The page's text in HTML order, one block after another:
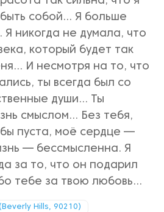
собой… Я больше
никогда не думала, что
который будет так
И несмотря на то, что
ты всегда был со
души… Ты
смыслом… Без тебя,
пуста, моё сердце —
— бессмысленна. Я
за то, что он подарил
тебе за твою любовь…
Hills, 90210)